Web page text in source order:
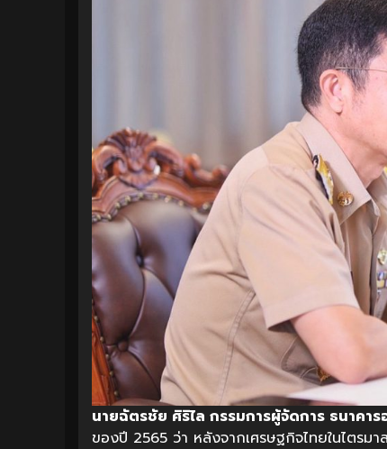
นายฉัตรชัย ศิริไล กรรมการผู้จัดการ ธนาคาร
ของปี 2565 ว่า หลังจากเศรษฐกิจไทยในไตร